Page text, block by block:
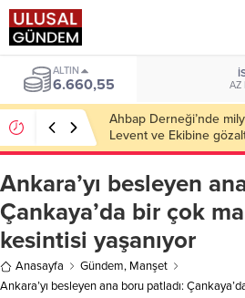
ALTIN
6.660,55 AZ
Ahbap Derneği’nde
Levent ve Ekibine
Ankara’yı besleyen
Çankaya’da bir çok
kesintisi yaşanıyor
Anasayfa Gündem, Manşet
Ankara’yı besleyen ana boru patladı: